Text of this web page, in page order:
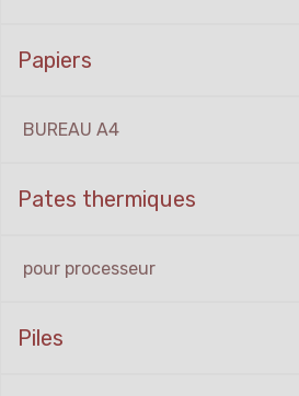
Papiers
BUREAU A4
Pates thermiques
pour processeur
Piles